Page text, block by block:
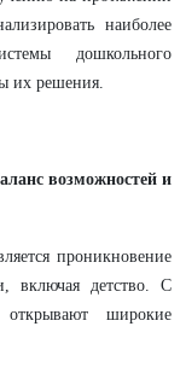
наиболее
дошкольного
их решения.
возможностей и
проникновение
включая детство. С
широкие